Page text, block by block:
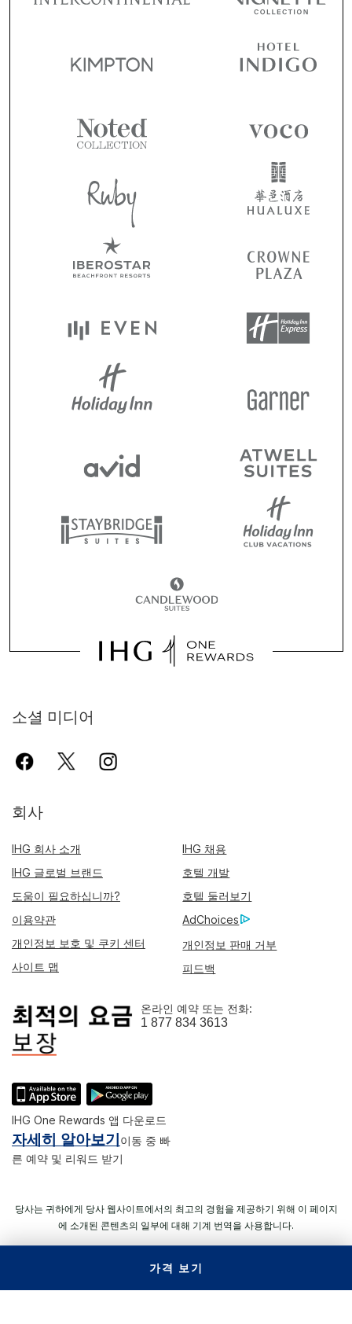
가격 보기
소셜 미디어
회사
IHG 회사 소개
IHG 채용
IHG 글로벌 브랜드
호텔 개발
도움이 필요하십니까?
호텔 둘러보기
이용약관
AdChoices
개인정보 보호 및 쿠키 센터
개인정보 판매 거부
사이트 맵
피드백
온라인 예약 또는 전화:
1 877 834 3613
IHG One Rewards 앱 다운로드
자세히 알아보기 이동 중 빠
른 예약 및 리워드 받기
당사는 귀하에게 당사 웹사이트에서의 최고의 경험을 제공하기 위해 이 페이지
에 소개된 콘텐츠의 일부에 대해 기계 번역을 사용합니다.